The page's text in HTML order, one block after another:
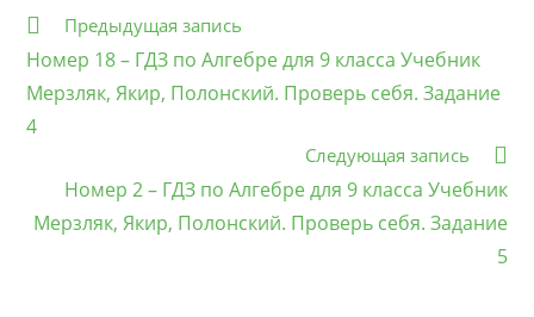
Еще
Предыдущая запись
Номер 18 – ГДЗ по Алгебре для 9 класса Учебник
Мерзляк, Якир, Полонский. Проверь себя. Задание
4
Следующая запись
Номер 2 – ГДЗ по Алгебре для 9 класса Учебник
Мерзляк, Якир, Полонский. Проверь себя. Задание
5